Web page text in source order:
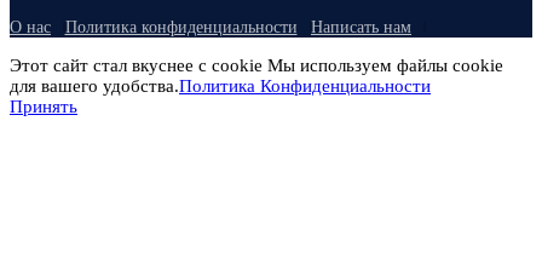
О нас Политика конфиденциальности Написать нам
Этот сайт стал вкуснее с cookie Мы используем файлы cookie
для вашего удобства.Политика Конфиденциальности
Принять